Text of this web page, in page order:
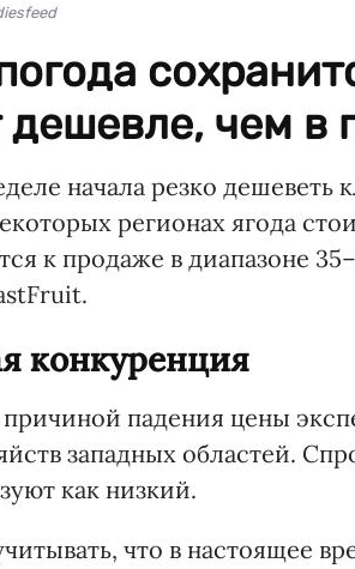
дешевле, чем в
начала резко дешеветь
регионах ягода
к продаже в диапазоне
конкуренция
падения цены
западных областей.
как низкий.
что в настоящее